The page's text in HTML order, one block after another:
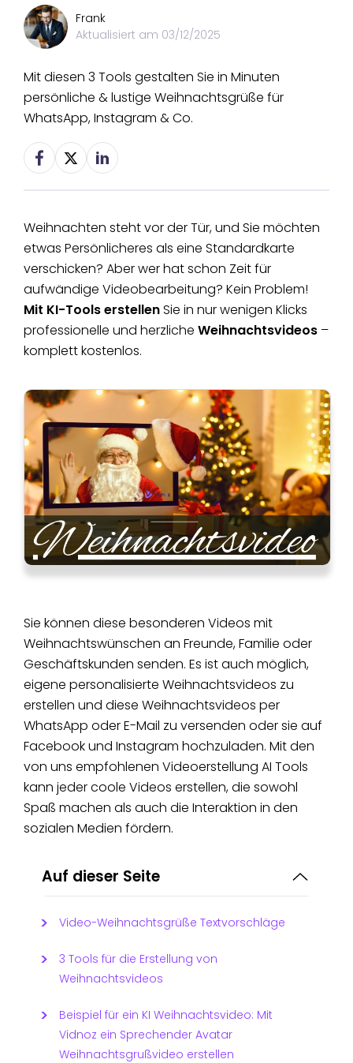
Frank
Aktualisiert am 03/12/2025
Mit diesen 3 Tools gestalten Sie in Minuten
persönliche & lustige Weihnachtsgrüße für
WhatsApp, Instagram & Co.
Weihnachten steht vor der Tür, und Sie möchten
etwas Persönlicheres als eine Standardkarte
verschicken? Aber wer hat schon Zeit für
aufwändige Videobearbeitung? Kein Problem!
Mit KI-Tools erstellenSie in nur wenigen Klicks
professionelle und herzliche Weihnachtsvideos –
komplett kostenlos.
Sie können diese besonderen Videos mit
Weihnachtswünschen an Freunde, Familie oder
Geschäftskunden senden. Es ist auch möglich,
eigene personalisierte Weihnachtsvideos zu
erstellen und diese Weihnachtsvideos per
WhatsApp oder E-Mail zu versenden oder sie auf
Facebook und Instagram hochzuladen. Mit den
von uns empfohlenen Videoerstellung AI Tools
kann jeder coole Videos erstellen, die sowohl
Spaß machen als auch die Interaktion in den
sozialen Medien fördern.
Auf dieser Seite
Video-Weihnachtsgrüße Textvorschläge
3 Tools für die Erstellung von
Weihnachtsvideos
Beispiel für ein KI Weihnachtsvideo: Mit
Vidnoz ein Sprechender Avatar
Weihnachtsgrußvideo erstellen